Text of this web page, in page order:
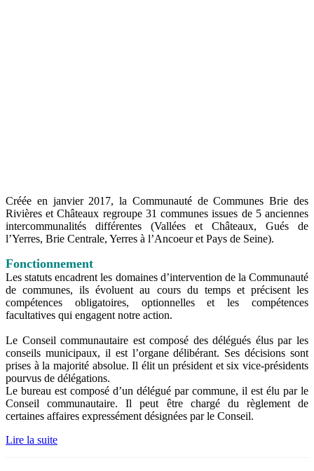
Créée en janvier 2017, la Communauté de Communes Brie des
Rivières et Châteaux regroupe 31 communes issues de 5 anciennes
intercommunalités différentes (Vallées et Châteaux, Gués de
l’Yerres, Brie Centrale, Yerres à l’Ancoeur et Pays de Seine).
Fonctionnement
Les statuts encadrent les domaines d’intervention de la Communauté
de communes, ils évoluent au cours du temps et précisent les
compétences obligatoires, optionnelles et les compétences
facultatives qui engagent notre action.
Le Conseil communautaire est composé des délégués élus par les
conseils municipaux, il est l’organe délibérant. Ses décisions sont
prises à la majorité absolue. Il élit un président et six vice-présidents
pourvus de délégations.
Le bureau est composé d’un délégué par commune, il est élu par le
Conseil communautaire. Il peut être chargé du règlement de
certaines affaires expressément désignées par le Conseil.
Lire la suite